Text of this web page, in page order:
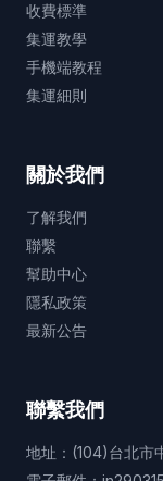
收費標準
集運教學
手機端教程
集運細則
關於我們
了解我們
聯繫
幫助中心
隱私政策
最新公告
聯繫我們
地址：(104)台北市